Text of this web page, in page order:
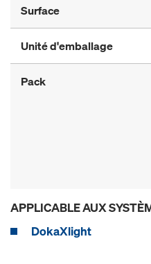
Surface
Unité d'emballage
Pack
APPLICABLE AUX
DokaXlight